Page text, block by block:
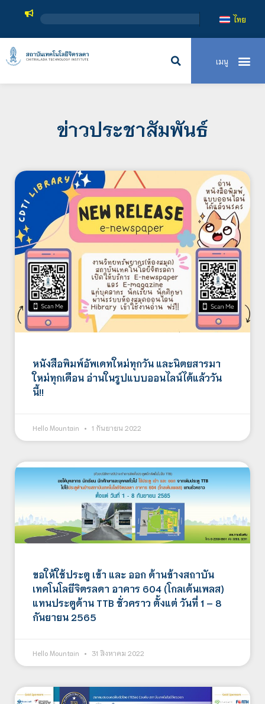
ไทย
ข่าวประชาสัมพันธ์
หนังสือพิมพ์อัพเดทใหม่ทุกวัน และนิตยสารมา
ใหม่ทุกเดือน อ่านในรูปแบบออนไลน์ได้แล้ววัน
นี้!!
Hello Mountain 1 กันยายน 2022
ขอให้ใช้ประตู เข้า และ ออก ด้านข้างสถาบัน
เทคโนโลยีจิตรลดา อาคาร 604 (โกลเด้นเพลส)
แทนประตูด้าน TTB ชั่วคราว ตั้งแต่ วันที่ 1 – 8
กันยายน 2565
Hello Mountain 31 สิงหาคม 2022